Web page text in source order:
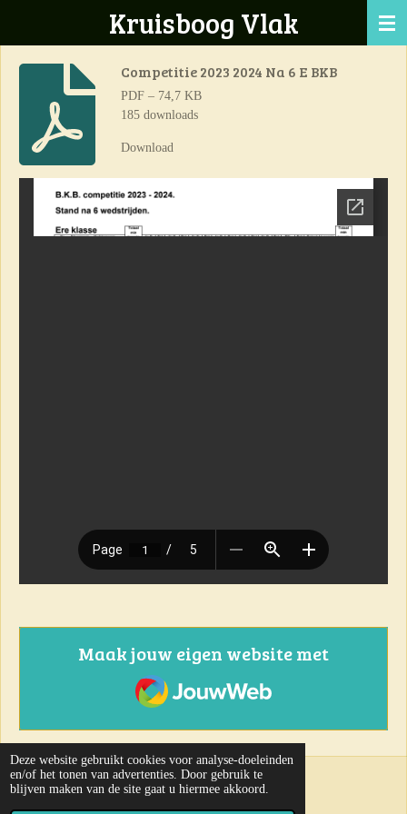
Deze website gebruikt cookies voor analyse-doeleinden
en/of het tonen van advertenties. Door gebruik te
blijven maken van de site gaat u hiermee akkoord.
naar
hoofdinhoud
Kruisboog Vlak
Competitie 2023 2024 Na 6 E BKB
PDF – 74,7 KB
185 downloads
Download
Maak jouw eigen website met
JouwWeb
31-07-2026